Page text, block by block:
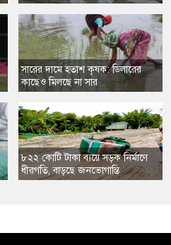
সারের দামে হতাশ কৃষক: ডিলারের
কাছেও মিলছে না সার
৮২২ কোটি টাকা ব্যয়ে সড়ক নির্মাণে
ধীরগতি, বাড়ছে জনভোগান্তি